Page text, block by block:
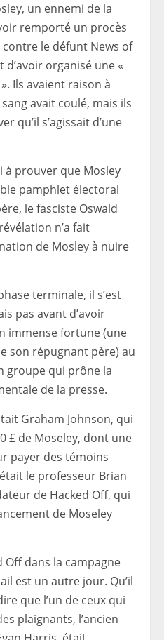
un ennemi de la
remporté un procès
le défunt News of
d’avoir organisé une «
Ils avaient raison à
avait coulé, mais ils
qu’il s’agissait d’une
à prouver que Mosley
pamphlet électoral
le fasciste Oswald
n’a fait
de Mosley à nuire
terminale, il s’est
pas avant d’avoir
immense fortune (une
son répugnant père) au
groupe qui prône la
de la presse.
Graham Johnson, qui
£ de Moseley, dont une
payer des témoins
le professeur Brian
de Hacked Off, qui
de Moseley
Off dans la campagne
est un autre jour. Qu’il
que l’un de ceux qui
plaignants, l’ancien